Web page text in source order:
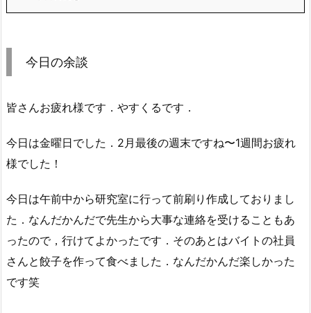
今日の余談
皆さんお疲れ様です．やすくるです．
今日は金曜日でした．2月最後の週末ですね〜1週間お疲れ
様でした！
今日は午前中から研究室に行って前刷り作成しておりまし
た．なんだかんだで先生から大事な連絡を受けることもあ
ったので，行けてよかったです．そのあとはバイトの社員
さんと餃子を作って食べました．なんだかんだ楽しかった
です笑